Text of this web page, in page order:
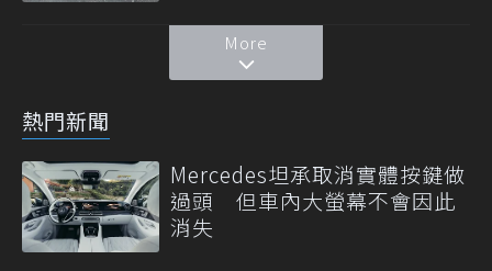
More
熱門新聞
Mercedes坦承取消實體按鍵做
過頭 但車內大螢幕不會因此
消失